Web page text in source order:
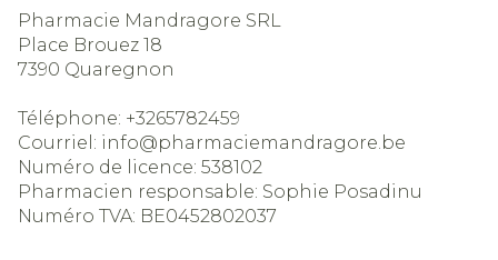
Pharmacie Mandragore SRL
Place Brouez 18
7390 Quaregnon
Téléphone: +3265782459
Courriel: info@pharmaciemandragore.be
Numéro de licence: 538102
Pharmacien responsable: Sophie Posadinu
Numéro TVA: BE0452802037